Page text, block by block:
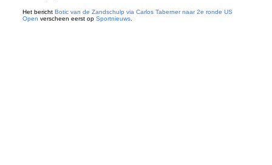
Het bericht Botic van de Zandschulp via Carlos Taberner naar 2e ronde US
Open verscheen eerst op Sportnieuws.